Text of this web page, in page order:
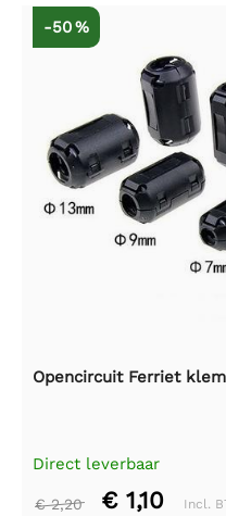
-50 %
Opencircuit Ferriet
Direct leverbaar
€ 2,20 € 1,10 Incl.